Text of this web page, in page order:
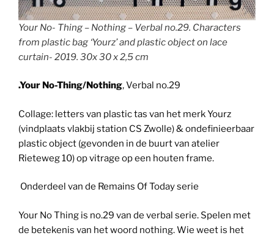
Your No- Thing – Nothing – Verbal no.29. Characters
from plastic bag ‘Yourz’ and plastic object on lace
curtain- 2019. 30x 30 x 2,5 cm
.Your No-Thing/Nothing, Verbal no.29
Collage: letters van plastic tas van het merk Yourz
(vindplaats vlakbij station CS Zwolle) & ondefinieerbaar
plastic object (gevonden in de buurt van atelier
Rieteweg 10) op vitrage op een houten frame.
Onderdeel van de Remains Of Today serie
Your No Thing is no.29 van de verbal serie. Spelen met
de betekenis van het woord nothing. Wie weet is het